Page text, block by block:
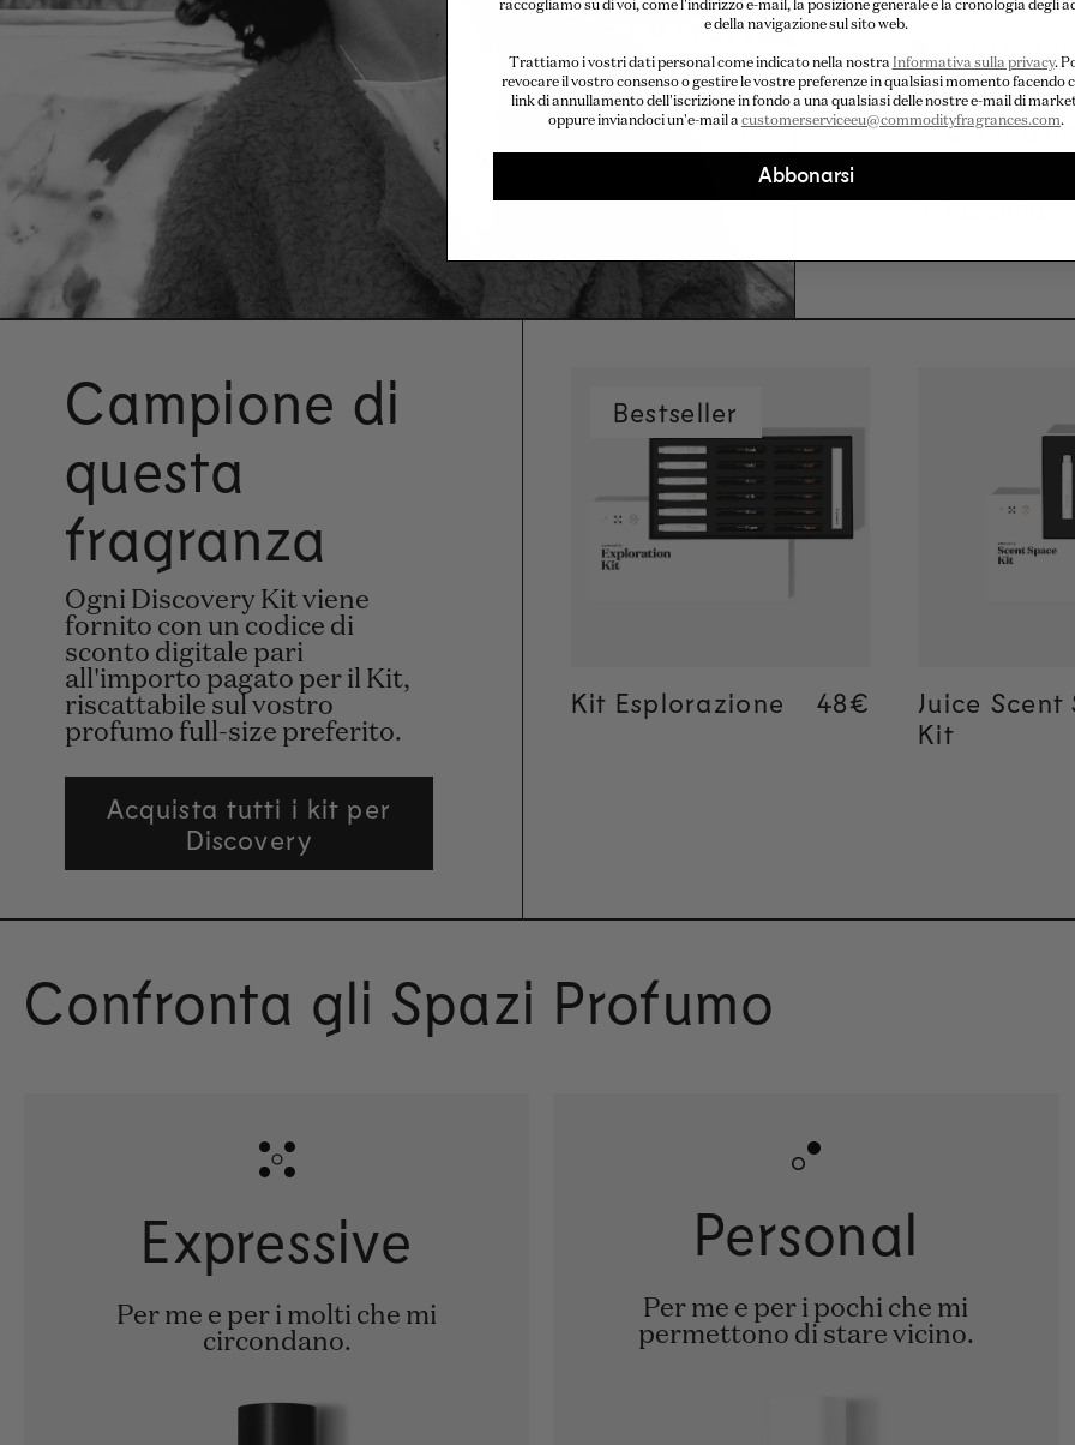
Il Creatore
Lo
Campione di
questa
fragranza
Ogni Discovery Kit viene
fornito con un codice di
sconto digitale pari
all'importo pagato per il Kit,
riscattabile sul vostro
profumo full-size preferito.
Acquista tutti i kit per
Discovery
Bestseller
Kit Esplorazione Regular price
48€
Regular price
48€
Juice Scent
Kit
Confronta gli Spazi Profumo
Expressive
Per me e per i molti che mi
circondano.
Personal
Per me e per i pochi che mi
permettono di stare vicino.
raccogliamo su di voi, come l'indirizzo e-mail, la posizione generale e la cronologia degli
e della navigazione sul sito web.
Trattiamo i vostri dati personal come indicato nella nostra Informativa sulla privacy.
revocare il vostro consenso o gestire le vostre preferenze in qualsiasi momento facendo
link di annullamento dell'iscrizione in fondo a una qualsiasi delle nostre e-mail di
oppure inviandoci un'e-mail a customerserviceeu@commodityfragrances.com.
Abbonarsi